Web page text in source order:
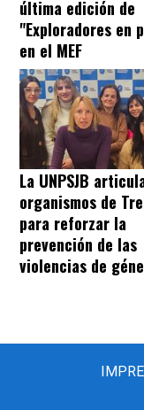
última edición de
"Exploradores en
en el MEF
La UNPSJB
organismos de
para reforzar la
prevención de las
violencias de